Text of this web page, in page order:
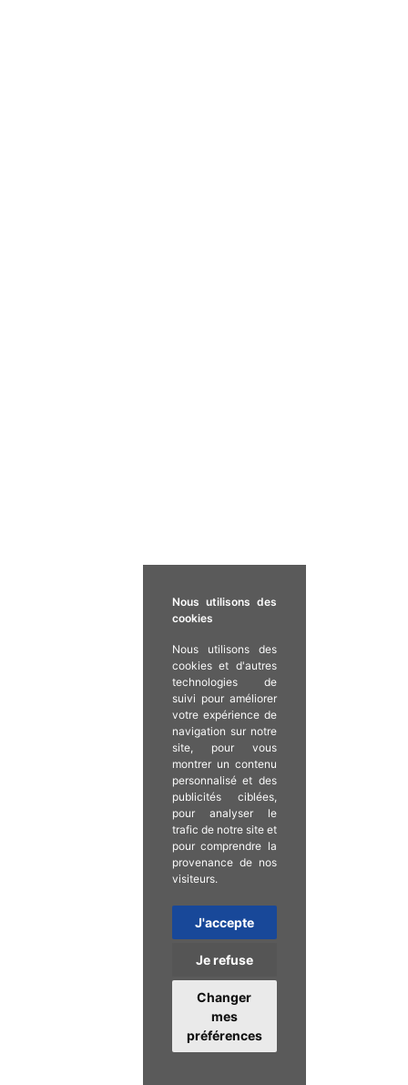
Nous utilisons des
cookies
Nous utilisons des
cookies et d'autres
technologies de
suivi pour améliorer
votre expérience de
navigation sur notre
site, pour vous
montrer un contenu
personnalisé et des
publicités ciblées,
pour analyser le
trafic de notre site et
pour comprendre la
provenance de nos
visiteurs.
J'accepte
Je refuse
Changer
mes
préférences